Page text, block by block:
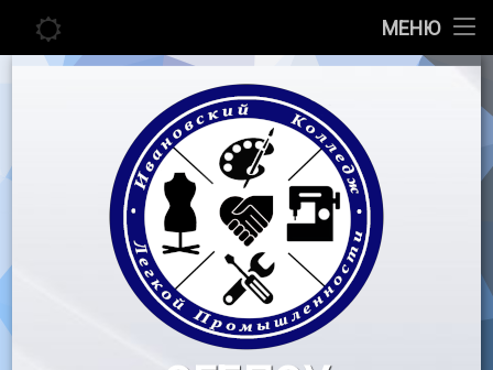
МЕНЮ
Главная
Педагогу
Воспитательная работа
Перейти